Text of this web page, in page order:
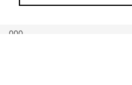
Rua Luiz Faccini, 142 - Centro
000